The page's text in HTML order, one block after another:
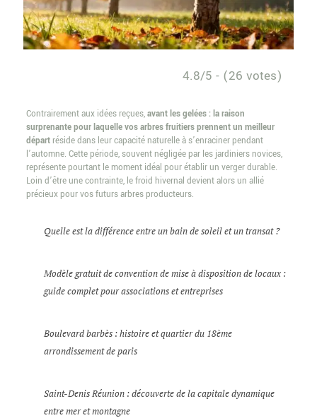
4.8/5 - (26 votes)
Contrairement aux idées reçues,avant les gelées : la raison
surprenante pour laquelle vos arbres fruitiers prennent un meilleur
départréside dans leur capacité naturelle à s’enraciner pendant
l’automne. Cette période, souvent négligée par les jardiniers novices,
représente pourtant le moment idéal pour établir un verger durable.
Loin d’être une contrainte, le froid hivernal devient alors un allié
précieux pour vos futurs arbres producteurs.
Quelle est la différence entre un bain de soleil et un transat ?
Modèle gratuit de convention de mise à disposition de locaux :
guide complet pour associations et entreprises
Boulevard barbès : histoire et quartier du 18ème
arrondissement de paris
Saint-Denis Réunion : découverte de la capitale dynamique
entre mer et montagne